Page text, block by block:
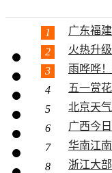
1
2
3
4
5
北京天
6
7
8